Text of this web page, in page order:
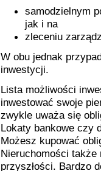
samodzielnym
jak i na
zleceniu
W obu jednak
inwestycji.
Lista możliwości
inwestować swoje
zwykle uważa się
Lokaty bankowe czy
Możesz kupować
Nieruchomości także
przyszłości. Bardzo